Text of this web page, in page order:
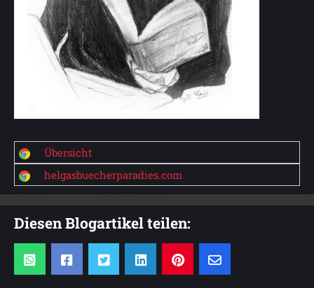
Übersicht
helgasbuecherparadies.com
Diesen Blogartikel teilen: